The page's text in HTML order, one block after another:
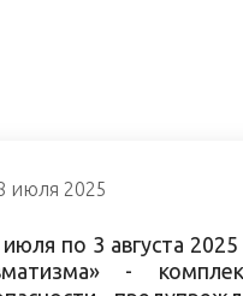
июля 2025
июля по 3 августа
-